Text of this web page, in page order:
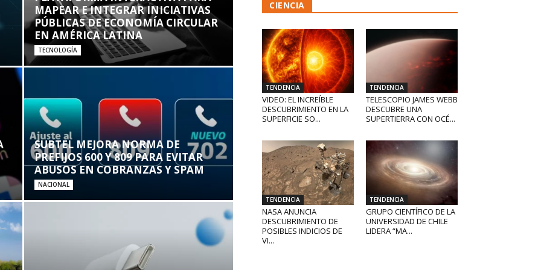
MAPEAR E INTEGRAR INICIATIVAS
PÚBLICAS DE ECONOMÍA CIRCULAR
EN AMÉRICA LATINA
TECNOLOGÍA
SUBTEL MEJORA NORMA DE
PREFIJOS 600 Y 809 PARA EVITAR
ABUSOS EN COBRANZAS Y SPAM
NACIONAL
CIENCIA
TENDENCIA
VIDEO: EL INCREÍBLE
DESCUBRIMIENTO EN LA
SUPERFICIE SO...
TENDENCIA
TELESCOPIO JAMES WEBB
DESCUBRE UNA
SUPERTIERRA CON OCÉ...
TENDENCIA
NASA ANUNCIA
DESCUBRIMIENTO DE
POSIBLES INDICIOS DE
VI...
TENDENCIA
GRUPO CIENTÍFICO DE LA
UNIVERSIDAD DE CHILE
LIDERA “MA...